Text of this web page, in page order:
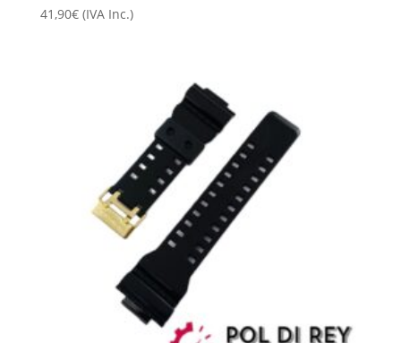
41,90€ (IVA Inc.)